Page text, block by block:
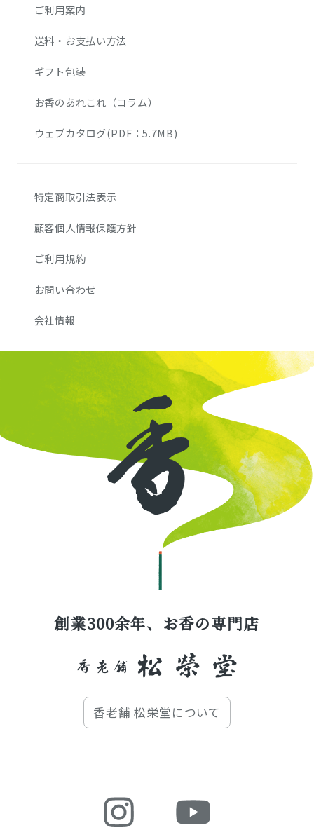
ご利用案内
送料・お支払い方法
ギフト包装
お香のあれこれ（コラム）
ウェブカタログ(PDF：5.7MB)
特定商取引法表示
顧客個人情報保護方針
ご利用規約
お問い合わせ
会社情報
創業300余年、お香の専門店
香老舗 松栄堂について